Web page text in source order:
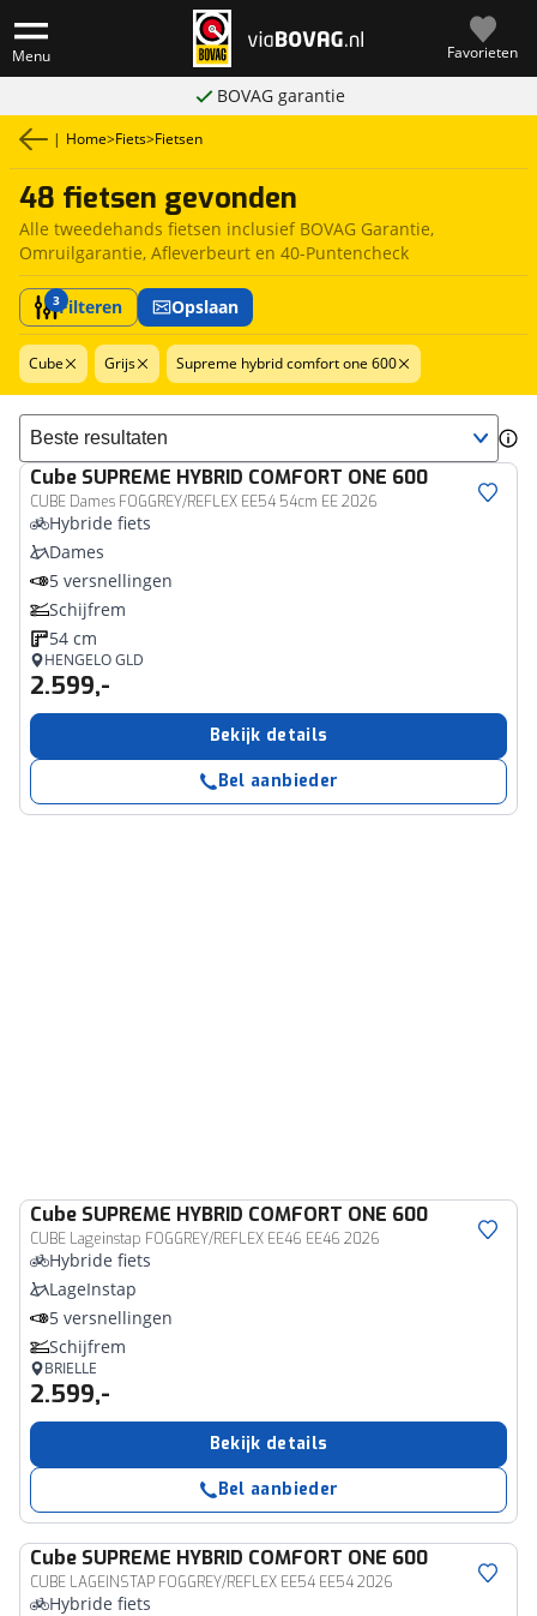
Menu Favorieten
BOVAG garantie
| Home>Fiets>Fietsen
48 fietsen gevonden
Alle tweedehands fietsen inclusief BOVAG Garantie,
Omruilgarantie, Afleverbeurt en 40-Puntencheck
3Filteren Opslaan
Cube Grijs Supreme hybrid comfort one 600
Sorteer resultaten
Cube SUPREME HYBRID COMFORT ONE 600
CUBE Dames FOGGREY/REFLEX EE54 54cm EE 2026
Hybride fiets
Dames
5 versnellingen
Schijfrem
54 cm
HENGELO GLD
2.599,-
Bekijk details
Bel aanbieder
Cube SUPREME HYBRID COMFORT ONE 600
CUBE Lageinstap FOGGREY/REFLEX EE46 EE46 2026
Hybride fiets
LageInstap
5 versnellingen
Schijfrem
BRIELLE
2.599,-
Bekijk details
Bel aanbieder
Cube SUPREME HYBRID COMFORT ONE 600
CUBE LAGEINSTAP FOGGREY/REFLEX EE54 EE54 2026
Hybride fiets